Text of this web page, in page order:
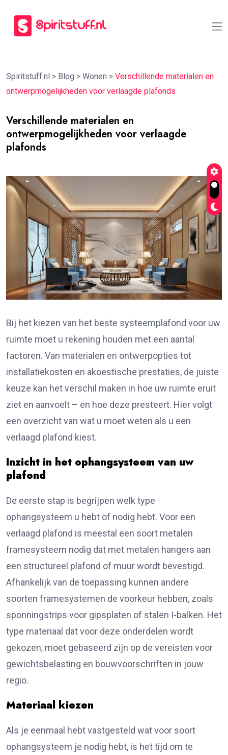
Spiritstuff.nl > Blog > Wonen > Verschillende materialen en
ontwerpmogelijkheden voor verlaagde plafonds
Verschillende materialen en
ontwerpmogelijkheden voor verlaagde
plafonds
Bij het kiezen van het beste systeemplafond voor uw
ruimte moet u rekening houden met een aantal
factoren. Van materialen en ontwerpopties tot
installatiekosten en akoestische prestaties, de juiste
keuze kan het verschil maken in hoe uw ruimte eruit
ziet en aanvoelt – en hoe deze presteert. Hier volgt
een overzicht van wat u moet weten als u een
verlaagd plafond kiest.
Inzicht in het ophangsysteem van uw
plafond
De eerste stap is begrijpen welk type
ophangsysteem u hebt of nodig hebt. Voor een
verlaagd plafond is meestal een soort metalen
framesysteem nodig dat met metalen hangers aan
een structureel plafond of muur wordt bevestigd.
Afhankelijk van de toepassing kunnen andere
soorten framesystemen de voorkeur hebben, zoals
sponningstrips voor gipsplaten of stalen I-balken. Het
type materiaal dat voor deze onderdelen wordt
gekozen, moet gebaseerd zijn op de vereisten voor
gewichtsbelasting en bouwvoorschriften in jouw
regio.
Materiaal kiezen
Als je eenmaal hebt vastgesteld wat voor soort
ophangsysteem je nodig hebt, is het tijd om te